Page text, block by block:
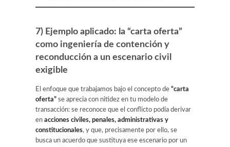
7) Ejemplo aplicado: la “carta oferta”
como ingeniería de contención y
reconducción a un escenario civil
exigible
El enfoque que trabajamos bajo el concepto de “carta
oferta” se aprecia con nitidez en tu modelo de
transacción: se reconoce que el conflicto podía derivar
en acciones civiles, penales, administrativas y
constitucionales, y que, precisamente por ello, se
busca un acuerdo que sustituya ese escenario por un